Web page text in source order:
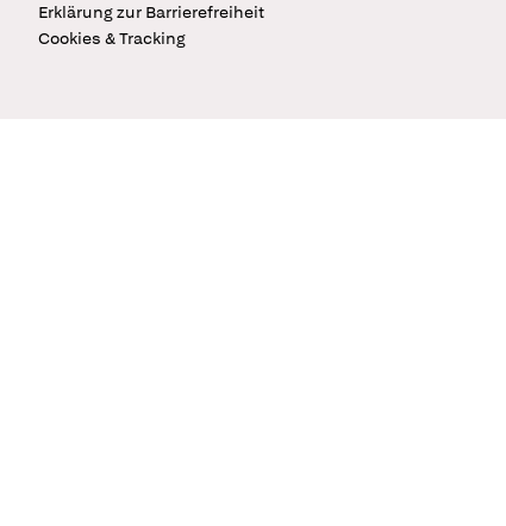
Erklärung zur Barrierefreiheit
Cookies & Tracking